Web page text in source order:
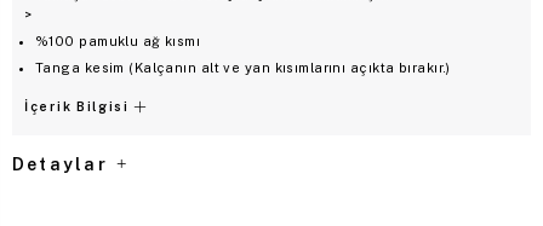
>
%100 pamuklu ağ kısmı
Tanga kesim (Kalçanın alt ve yan kısımlarını açıkta bırakır.)
İçerik Bilgisi
Detaylar